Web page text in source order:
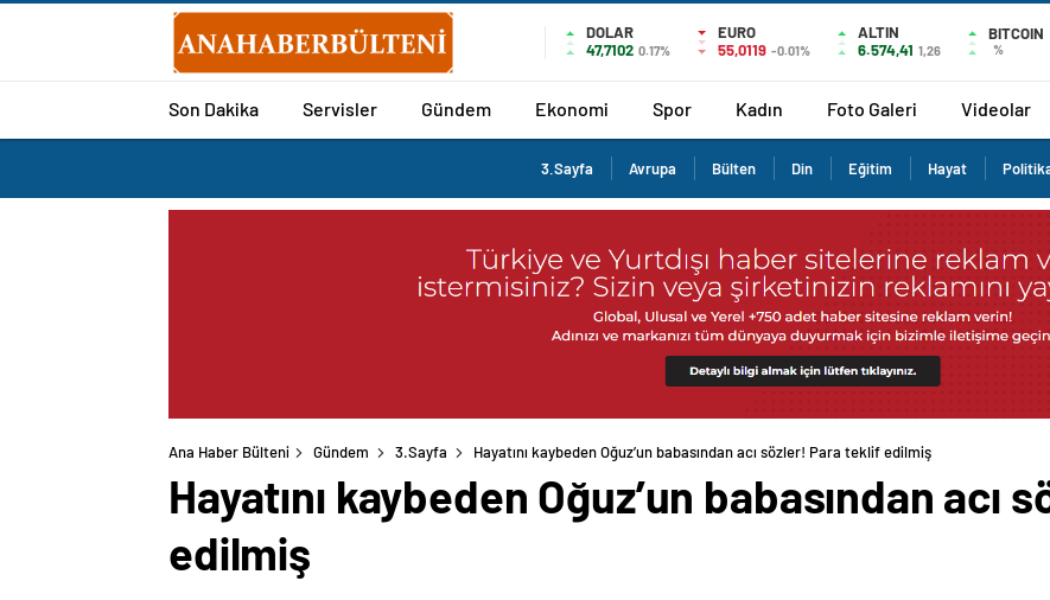
DOLAR
47,7102 0.17%
EURO
55,0119 -0.01%
ALTIN
6.574,41 1,26
BITCOIN
%
Son Dakika Servisler Gündem Ekonomi Spor Kadın Foto Galeri Videolar
3.Sayfa Avrupa Bülten Din Eğitim Hayat
Ana Haber Bülteni Gündem 3.Sayfa Hayatını kaybeden Oğuz’un babasından acı sözler! Para teklif edilmiş
Hayatını kaybeden Oğuz’un babasından acı
edilmiş